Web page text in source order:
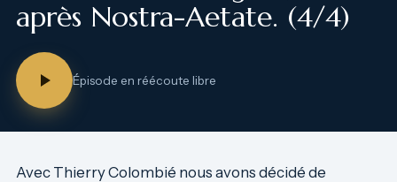
après Nostra-Aetate. (4/4)
Épisode en réécoute libre
Avec Thierry Colombié nous avons décidé de